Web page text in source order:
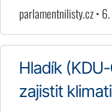
parlamentnilisty.cz •
Hladík
zajistit